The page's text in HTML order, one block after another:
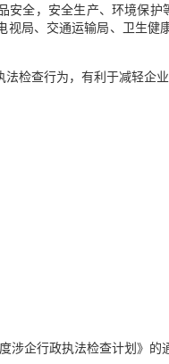
安全，安全生产、环境保
视局、交通运输局、卫生
检查行为，有利于减轻企
涉企行政执法检查计划》的